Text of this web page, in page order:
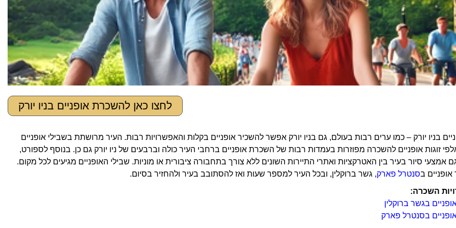
לחצו כאן להשכרת אופניים בניו יורק
בניו יורק – כמו ערים רבות בעולם, גם בניו יורק אפשר להשכיר אופניים בקלות והאפשרויות רבות. העיר מרושתת בשבילי אופניים
זוגות אופניים להשכרה מפוזרות בעמדות רבות של השכרת אופניים ברחבי העיר כולה וברבעים של ניו יורק גם כן. בנוסף לספורט,
אמצעי סיור בעיר בין האטרקציות ואתרי התיירות השונים ללא צורך בתחבורה ציבורית או מוניות. שבילי האופניים מגיעים לכל מקום.
אופניים בסנטרל פארק, גשר ברוקלין, ובכל העיר למספר שעות ואז להסתובב בעיר ולהחזיר בסיום.
השכרה:
בגשר ברוקלין
בסנטרל פארק